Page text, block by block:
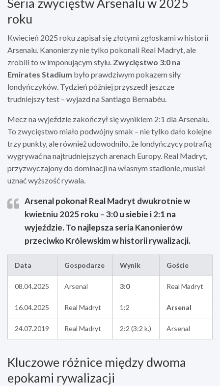
Seria zwycięstw Arsenalu w 2025
roku
Kwiecień 2025 roku zapisał się złotymi zgłoskami w historii
Arsenalu. Kanonierzy nie tylko pokonali Real Madryt, ale
zrobili to w imponującym stylu. Zwycięstwo 3:0 na
Emirates Stadium było prawdziwym pokazem siły
londyńczyków. Tydzień później przyszedł jeszcze
trudniejszy test – wyjazd na Santiago Bernabéu.
Mecz na wyjeździe zakończył się wynikiem 2:1 dla Arsenalu.
To zwycięstwo miało podwójny smak – nie tylko dało kolejne
trzy punkty, ale również udowodniło, że londyńczycy potrafią
wygrywać na najtrudniejszych arenach Europy. Real Madryt,
przyzwyczajony do dominacji na własnym stadionie, musiał
uznać wyższość rywala.
Arsenal pokonał Real Madryt dwukrotnie w
kwietniu 2025 roku – 3:0 u siebie i 2:1 na
wyjeździe. To najlepsza seria Kanonierów
przeciwko Królewskim w historii rywalizacji.
Data Gospodarze Wynik Goście
08.04.2025 Arsenal 3:0 Real Madryt
16.04.2025 Real Madryt 1:2 Arsenal
24.07.2019 Real Madryt 2:2 (3:2 k.) Arsenal
Kluczowe różnice między dwoma
epokami rywalizacji